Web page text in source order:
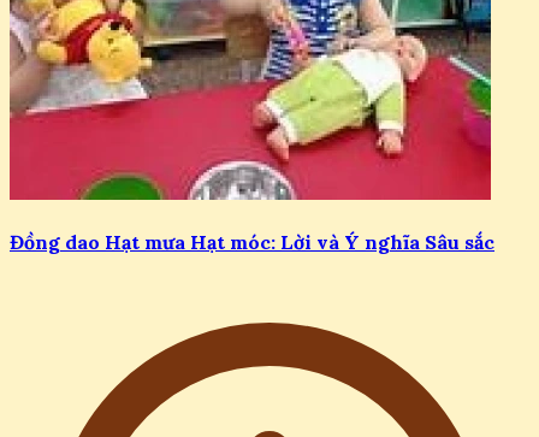
Đồng dao Hạt mưa Hạt móc: Lời và Ý nghĩa Sâu sắc